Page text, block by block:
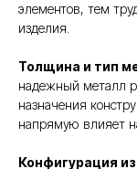
элементов, тем
изделия.
Толщина и тип
надежный металл
назначения
напрямую влияет
Конфигурация